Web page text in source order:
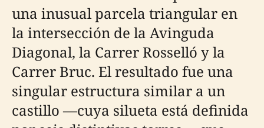
una inusual parcela triangular en
la intersección de la Avinguda
Diagonal, la Carrer Rosselló y la
Carrer Bruc. El resultado fue una
singular estructura similar a un
castillo —cuya silueta está definida